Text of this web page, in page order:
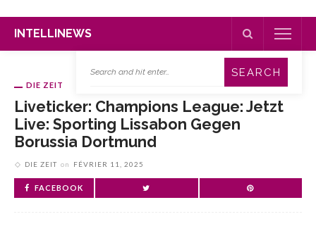
INTELLINEWS
DIE ZEIT
Liveticker: Champions League: Jetzt
Live: Sporting Lissabon Gegen
Borussia Dortmund
DIE ZEIT on FÉVRIER 11, 2025
FACEBOOK